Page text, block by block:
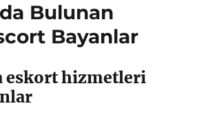
Bulunan
Bayanlar
eskort hizmetleri